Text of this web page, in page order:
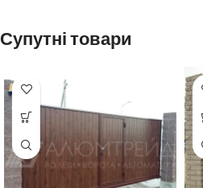
Супутні товари